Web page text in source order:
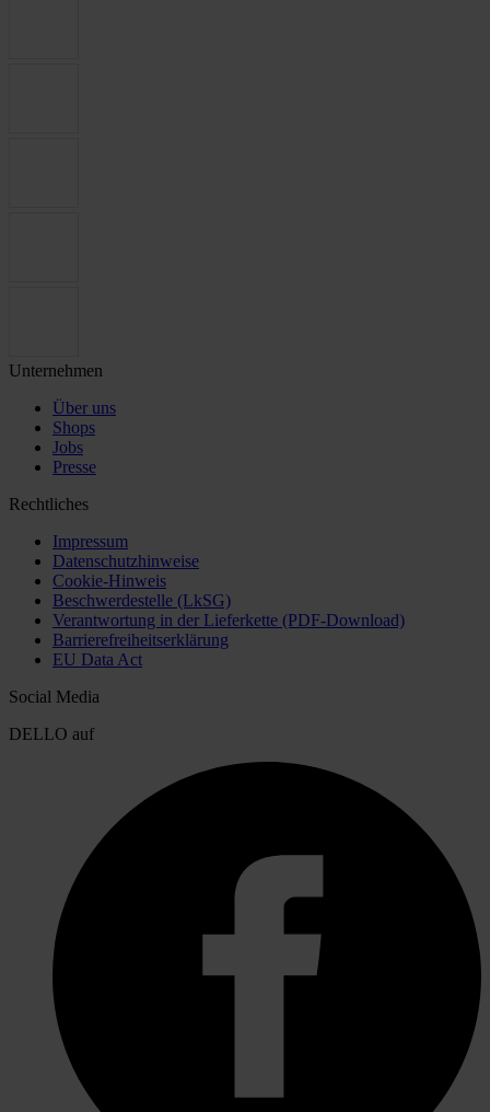
Unternehmen
Über uns
Shops
Jobs
Presse
Rechtliches
Impressum
Datenschutzhinweise
Cookie-Hinweis
Beschwerdestelle (LkSG)
Verantwortung in der Lieferkette (PDF-Download)
Barrierefreiheitserklärung
EU Data Act
Social Media
DELLO auf